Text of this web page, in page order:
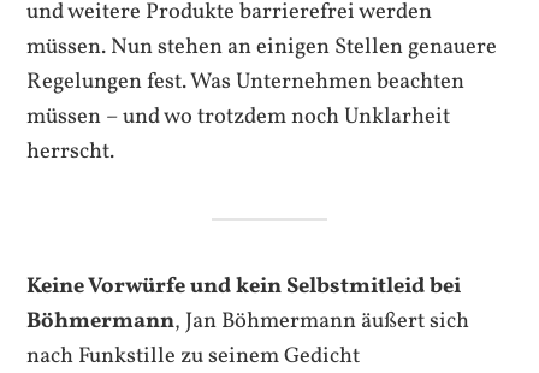
und weitere Produkte barrierefrei werden
müssen. Nun stehen an einigen Stellen genauere
Regelungen fest. Was Unternehmen beachten
müssen – und wo trotzdem noch Unklarheit
herrscht.
Keine Vorwürfe und kein Selbstmitleid bei
Böhmermann, Jan Böhmermann äußert sich
nach Funkstille zu seinem Gedicht